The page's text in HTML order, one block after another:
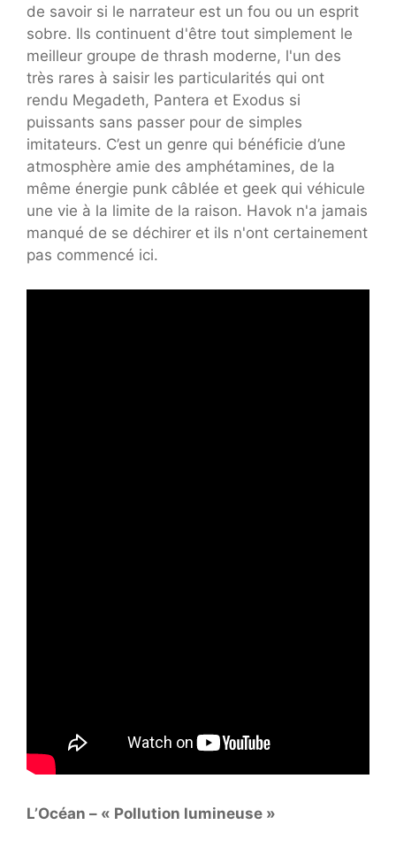
de savoir si le narrateur est un fou ou un esprit
sobre. Ils continuent d'être tout simplement le
meilleur groupe de thrash moderne, l'un des
très rares à saisir les particularités qui ont
rendu Megadeth, Pantera et Exodus si
puissants sans passer pour de simples
imitateurs. C’est un genre qui bénéficie d’une
atmosphère amie des amphétamines, de la
même énergie punk câblée et geek qui véhicule
une vie à la limite de la raison. Havok n'a jamais
manqué de se déchirer et ils n'ont certainement
pas commencé ici.
L’Océan – « Pollution lumineuse »